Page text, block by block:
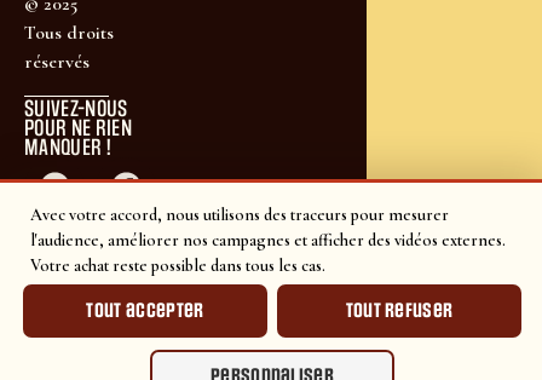
Avec votre accord, nous utilisons des traceurs pour mesurer
l'audience, améliorer nos campagnes et afficher des vidéos externes.
Votre achat reste possible dans tous les cas.
Tout accepter Tout refuser
Tous droits
réservés
SUIVEZ-NOUS
POUR NE RIEN
MANQUER !